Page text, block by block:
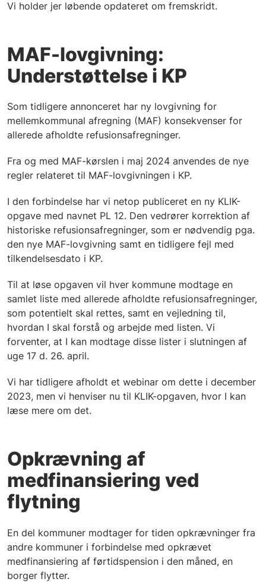
Vi holder jer løbende opdateret om fremskridt.
MAF-lovgivning:
Understøttelse i KP
Som tidligere annonceret har ny lovgivning for
mellemkommunal afregning (MAF) konsekvenser for
allerede afholdte refusionsafregninger.
Fra og med MAF-kørslen i maj 2024 anvendes de nye
regler relateret til MAF-lovgivningen i KP.
I den forbindelse har vi netop publiceret en ny KLIK-
opgave med navnet PL 12. Den vedrører korrektion af
historiske refusionsafregninger, som er nødvendig pga.
den nye MAF-lovgivning samt en tidligere fejl med
tilkendelsesdato i KP.
Til at løse opgaven vil hver kommune modtage en
samlet liste med allerede afholdte refusionsafregninger,
som potentielt skal rettes, samt en vejledning til,
hvordan I skal forstå og arbejde med listen. Vi
forventer, at I kan modtage disse lister i slutningen af
uge 17 d. 26. april.
Vi har tidligere afholdt et webinar om dette i december
2023, men vi henviser nu til KLIK-opgaven, hvor I kan
læse mere om det.
Opkrævning af
medfinansiering ved
flytning
En del kommuner modtager for tiden opkrævninger fra
andre kommuner i forbindelse med opkrævet
medfinansiering af førtidspension i den måned, en
borger flytter.